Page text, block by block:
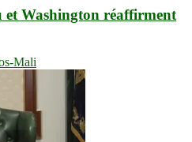
et Washington réaffirment
Mali